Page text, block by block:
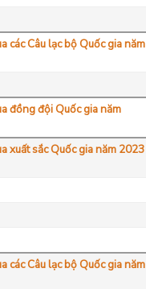
các Câu lạc bộ Quốc gia năm
đồng đội Quốc gia năm
xuất sắc Quốc gia năm 2023
các Câu lạc bộ Quốc gia năm